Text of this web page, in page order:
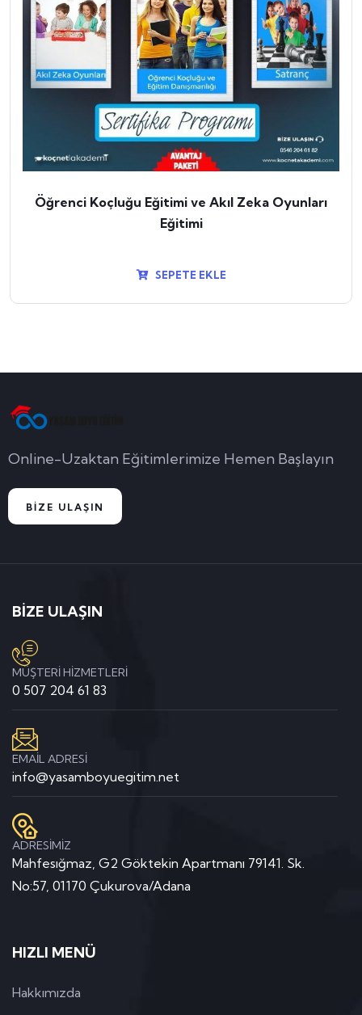
Öğrenci Koçluğu Eğitimi ve Akıl Zeka Oyunları
Eğitimi
SEPETE EKLE
Online-Uzaktan Eğitimlerimize Hemen Başlayın
BİZE ULAŞIN
BİZE ULAŞIN
MÜŞTERİ HİZMETLERİ
0 507 204 61 83
EMAİL ADRESİ
info@yasamboyuegitim.net
ADRESİMİZ
Mahfesığmaz, G2 Göktekin Apartmanı 79141. Sk.
No:57, 01170 Çukurova/Adana
HIZLI MENÜ
Hakkımızda